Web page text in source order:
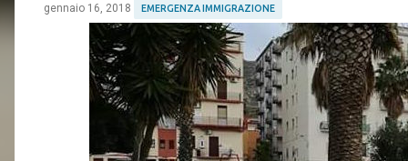
gennaio 16, 2018 EMERGENZA IMMIGRAZIONE